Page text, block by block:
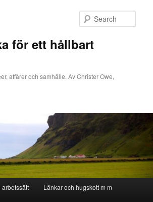
för ett hållbart
affärer och samhälle. Av Christer Owe,
content
arbetssätt Länkar och hugskott m m